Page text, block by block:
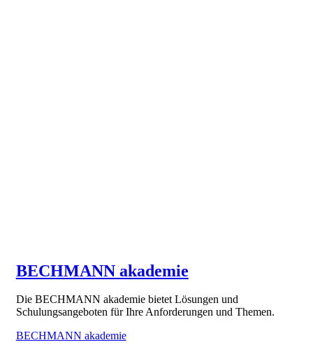
BECHMANN akademie
Die BECHMANN akademie bietet Lösungen und
Schulungsangeboten für Ihre Anforderungen und Themen.
BECHMANN akademie